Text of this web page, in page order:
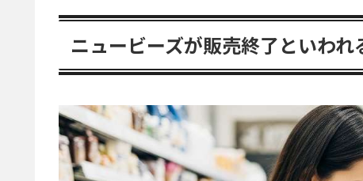
ニュービーズが販売終了といわれ